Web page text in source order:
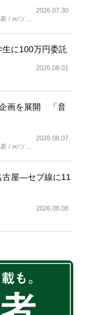
/ ㈱ツー
2026.07.30
に100万円委託
2026.08.01
画を展開 「音
/ ㈱ツー
2026.08.07
古屋―セブ線に11
2026.08.08